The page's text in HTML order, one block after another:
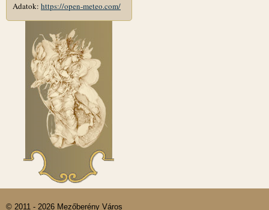
Adatok: https://open-meteo.com/
© 2011 - 2026 Mezőberény Város